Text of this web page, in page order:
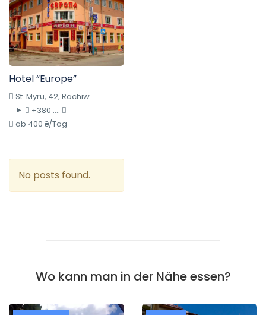
Hotel “Europe”
St. Myru, 42, Rachiw
+380 ....
ab 400 ₴/Tag
No posts found.
Wo kann man in der Nähe essen?